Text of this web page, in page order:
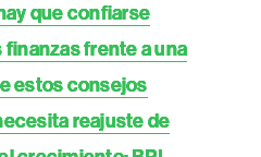
que confiarse
finanzas frente a una
estos consejos
reajuste de